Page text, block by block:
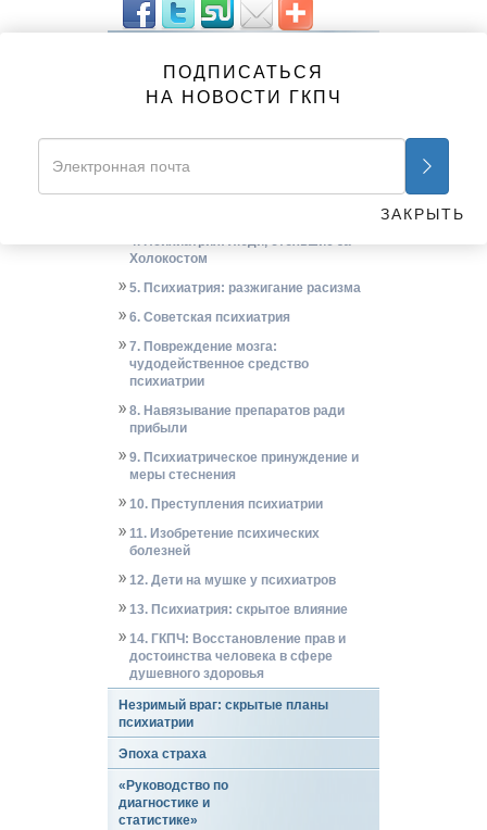
РОЛИКИ
Информационные видеоролики ГКПЧ
4. Психиатрия: люди, стоявшие за
Холокостом
5. Психиатрия: разжигание расизма
6. Советская психиатрия
7. Повреждение мозга:
чудодейственное средство
психиатрии
8. Навязывание препаратов ради
прибыли
9. Психиатрическое принуждение и
меры стеснения
10. Преступления психиатрии
11. Изобретение психических
болезней
12. Дети на мушке у психиатров
13. Психиатрия: скрытое влияние
14. ГКПЧ: Восстановление прав и
достоинства человека в сфере
душевного здоровья
Незримый враг: скрытые планы
психиатрии
Эпоха страха
«Руководство по
диагностике и
статистике»
ПОДПИСАТЬСЯ
НА НОВОСТИ ГКПЧ
ЗАКРЫТЬ